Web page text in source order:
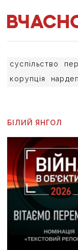
суспільство
корупція
БІЛИЙ ЯНГОЛ